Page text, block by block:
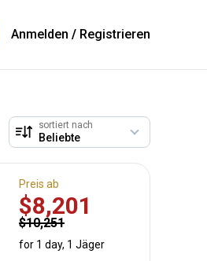
Anmelden / Registrieren
sortiert nach
Preis ab
$8,201
$10,251
for 1 day, 1 Jäger